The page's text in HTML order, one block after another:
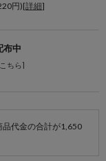
円)[詳細]
布中
ちら]
品代金の合計が1,650